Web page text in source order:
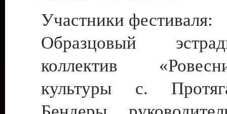
Участники фестиваля:
Образцовый
коллектив
культуры с.